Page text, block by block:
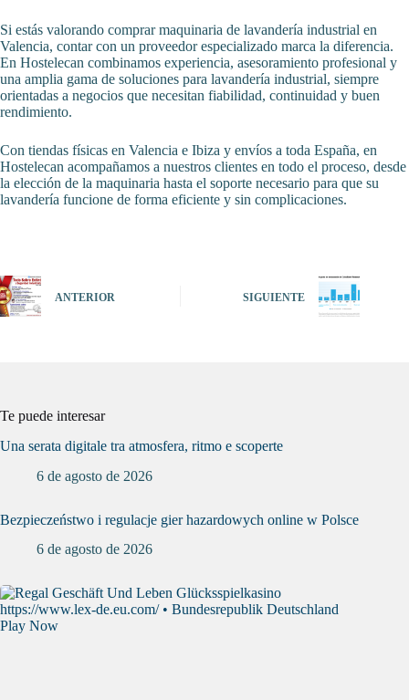
Si estás valorando comprar maquinaria de lavandería industrial en
Valencia, contar con un proveedor especializado marca la diferencia.
En Hostelecan combinamos experiencia, asesoramiento profesional y
una amplia gama de soluciones para lavandería industrial, siempre
orientadas a negocios que necesitan fiabilidad, continuidad y buen
rendimiento.
Con tiendas físicas en Valencia e Ibiza y envíos a toda España, en
Hostelecan acompañamos a nuestros clientes en todo el proceso, desde
la elección de la maquinaria hasta el soporte necesario para que su
lavandería funcione de forma eficiente y sin complicaciones.
ANTERIOR SIGUIENTE
Te puede interesar
Una serata digitale tra atmosfera, ritmo e scoperte
6 de agosto de 2026
Bezpieczeństwo i regulacje gier hazardowych online w Polsce
6 de agosto de 2026